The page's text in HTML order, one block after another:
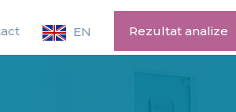
EN Rezultat analize